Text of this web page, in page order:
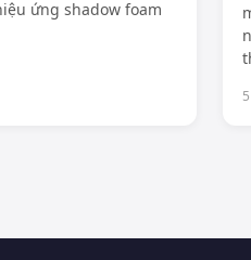
ứng shadow foam